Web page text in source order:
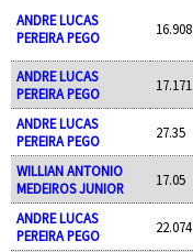
ANDRE LUCAS
PEREIRA PEGO
16.908
ANDRE LUCAS
PEREIRA PEGO
17.171
ANDRE LUCAS
PEREIRA PEGO
27.35
WILLIAN ANTONIO
MEDEIROS JUNIOR
17.05
ANDRE LUCAS
PEREIRA PEGO
22.074